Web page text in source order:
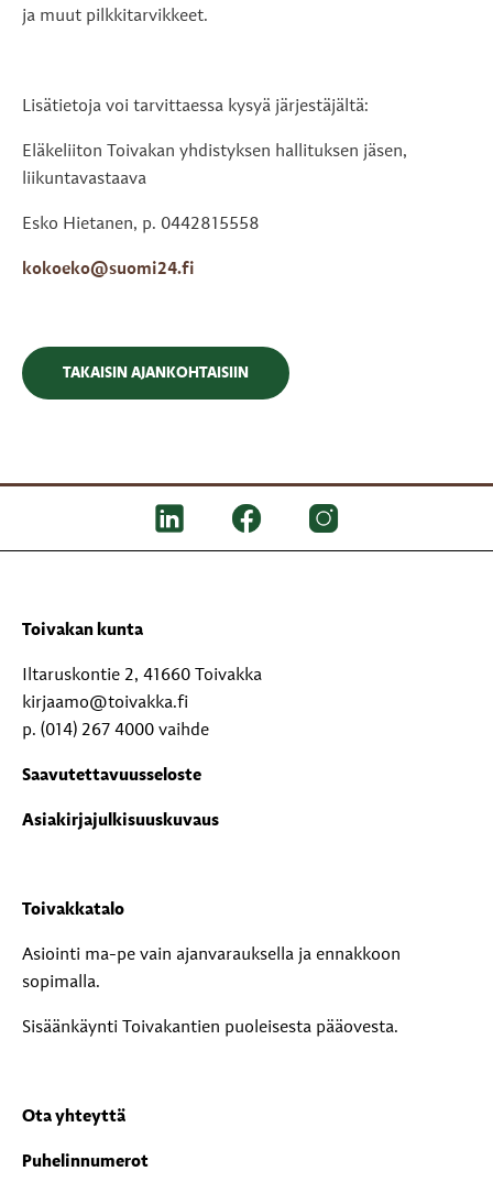
ja muut pilkkitarvikkeet.
Lisätietoja voi tarvittaessa kysyä järjestäjältä:
Eläkeliiton Toivakan yhdistyksen hallituksen jäsen,
liikuntavastaava
Esko Hietanen, p. 0442815558
kokoeko@suomi24.fi
TAKAISIN AJANKOHTAISIIN
Toivakan kunta
Iltaruskontie 2, 41660 Toivakka
kirjaamo@toivakka.fi
p. (014) 267 4000 vaihde
Saavutettavuusseloste
Asiakirjajulkisuuskuvaus
Toivakkatalo
Asiointi ma-pe vain ajanvarauksella ja ennakkoon
sopimalla.
Sisäänkäynti Toivakantien puoleisesta pääovesta.
Ota yhteyttä
Puhelinnumerot